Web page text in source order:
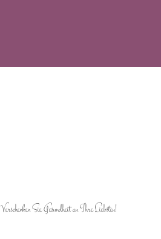
Verschenken Sie Gesundheit an Ihre Liebsten!